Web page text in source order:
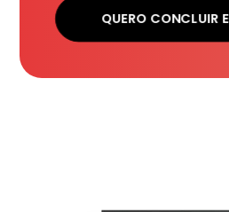
QUERO CONCLUIR